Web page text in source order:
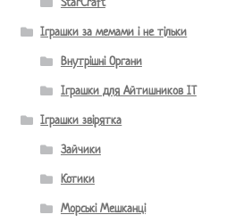
StarCraft
Іграшки за мемами і не тільки
Внутрішні Органи
Іграшки для Айтишников IT
Іграшки звірятка
Зайчики
Котики
Морські Мешканці